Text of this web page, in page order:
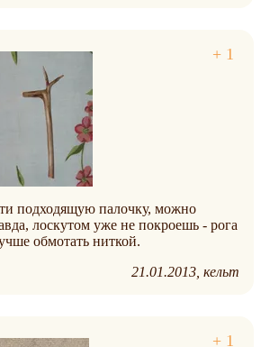
подходящую палочку, можно
лоскутом уже не покроешь - рога
обмотать ниткой.
21.01.2013 кельт